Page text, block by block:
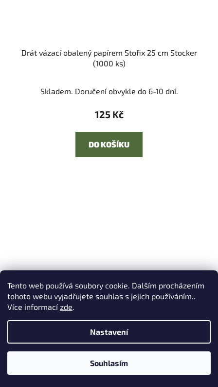
Tento web používá soubory cookie. Dalším procházením
tohoto webu vyjadřujete souhlas s jejich používáním..
Více informacízde.
Nastavení
Souhlasím
Drát vázací obalený papírem Stofix 25 cm Stocker
(1000 ks)
Skladem. Doručení obvykle do 6-10 dní.
125 Kč
DO KOŠÍKU
(1000 ks)